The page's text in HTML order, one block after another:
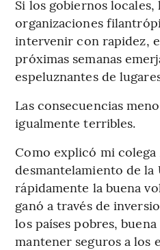
Si los gobiernos locales,
organizaciones
intervenir con rapidez,
próximas semanas
espeluznantes de
Las consecuencias
igualmente terribles.
Como explicó mi
desmantelamiento de
rápidamente la buena
ganó a través de
los países pobres,
mantener seguros a los